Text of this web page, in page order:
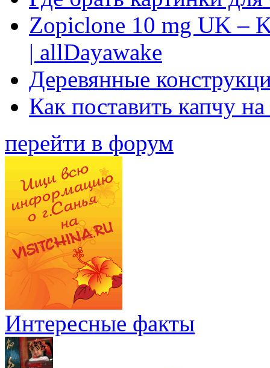
Zopiclone 10 mg UK –
| allDayawake
Деревянные
Как поставить капчу
перейти в форум
Интересные факты